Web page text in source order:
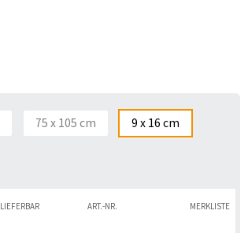
75 x 105 cm 9 x 16 cm
LIEFERBAR ART.-NR. MERKLISTE